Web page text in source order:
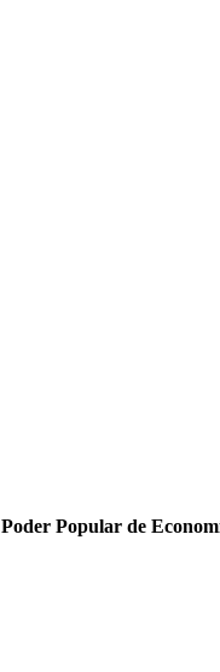
Popular de